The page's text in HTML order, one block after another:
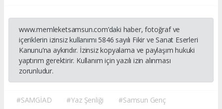
www.memleketsamsun.com’daki haber, fotoğraf ve
içeriklerin izinsiz kullanımı 5846 sayılı Fikir ve Sanat Eserleri
Kanunu’na aykırıdır. İzinsiz kopyalama ve paylaşım hukuki
yaptırım gerektirir. Kullanım için yazılı izin alınması
zorunludur.
#SAMGİAD #Yaz Şenliği #Samsun Genç